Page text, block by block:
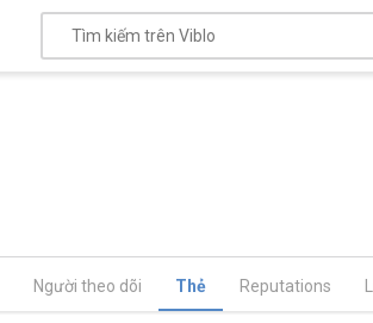
Người theo dõi Thẻ Reputations